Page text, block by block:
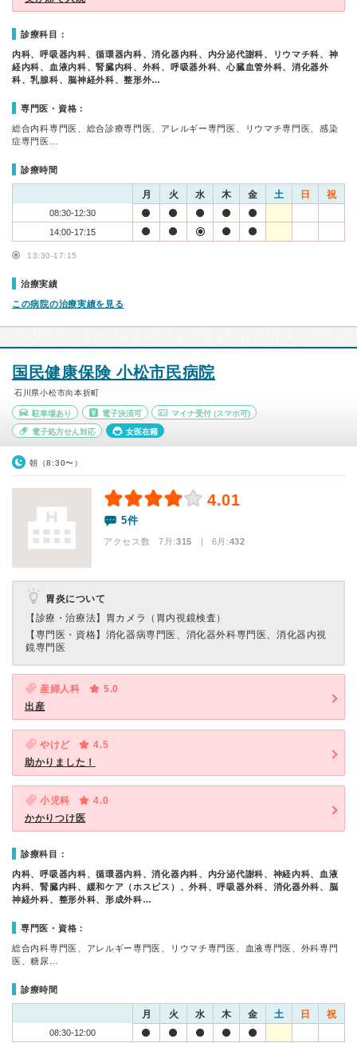
診療科目：
内科、呼吸器内科、循環器内科、消化器内科、内分泌代謝科、リウマチ科、神
経内科、血液内科、腎臓内科、外科、呼吸器外科、心臓血管外科、消化器外
科、乳腺科、脳神経外科、整形外…
専門医・資格：
総合内科専門医、総合診療専門医、アレルギー専門医、リウマチ専門医、感染
症専門医…
診療時間
月 火 水 木 金 土 日 祝
08:30-12:30
14:00-17:15
13:30-17:15
治療実績
この病院の治療実績を見る
国民健康保険 小松市民病院
石川県小松市向本折町
駐車場あり 電子決済可 マイナ受付 (スマホ可)
電子処方せん対応 女医在籍
朝（8:30〜）
4.01
5件
アクセス数 7月:315 | 6月:432
胃炎について
【診療・治療法】 胃カメラ（胃内視鏡検査）
【専門医・資格】 消化器病専門医、消化器外科専門医、消化器内視
鏡専門医
産婦人科
5.0
出産
やけど
4.5
助かりました！
小児科
4.0
かかりつけ医
診療科目：
内科、呼吸器内科、循環器内科、消化器内科、内分泌代謝科、神経内科、血液
内科、腎臓内科、緩和ケア（ホスピス）、外科、呼吸器外科、消化器外科、脳
神経外科、整形外科、形成外科…
専門医・資格：
総合内科専門医、アレルギー専門医、リウマチ専門医、血液専門医、外科専門
医、糖尿…
診療時間
月 火 水 木 金 土 日 祝
08:30-12:00